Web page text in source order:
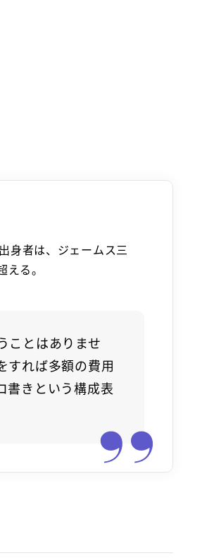
身者は、ジェームス三
る。
ことはありませ
すれば多額の費用
書きという構成表